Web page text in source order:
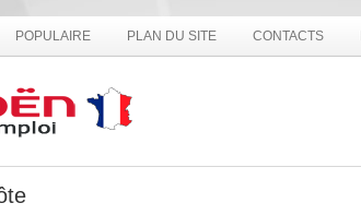
POPULAIRE PLAN DU SITE CONTACTS